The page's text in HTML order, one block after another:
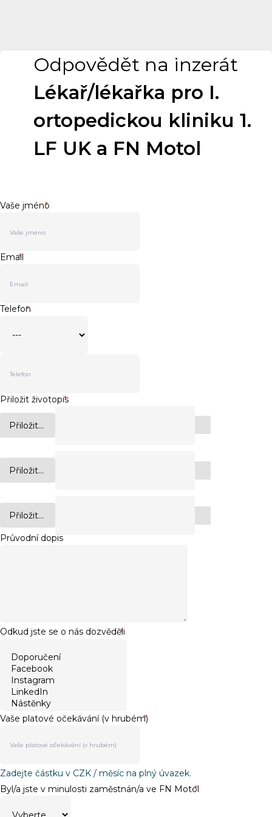
Odpovědět na inzerát
Lékař/lékařka pro I.
ortopedickou kliniku 1.
LF UK a FN Motol
Vaše jméno
*
Email
*
Telefon
*
Přiložit životopis
*
Přiložit...
Přiložit...
Přiložit...
Průvodní dopis
Odkud jste se o nás dozvěděli
*
Vaše platové očekávání (v hrubém)
*
Zadejte částku v CZK / měsíc na plný úvazek.
Byl/a jste v minulosti zaměstnán/a ve FN Motol
*